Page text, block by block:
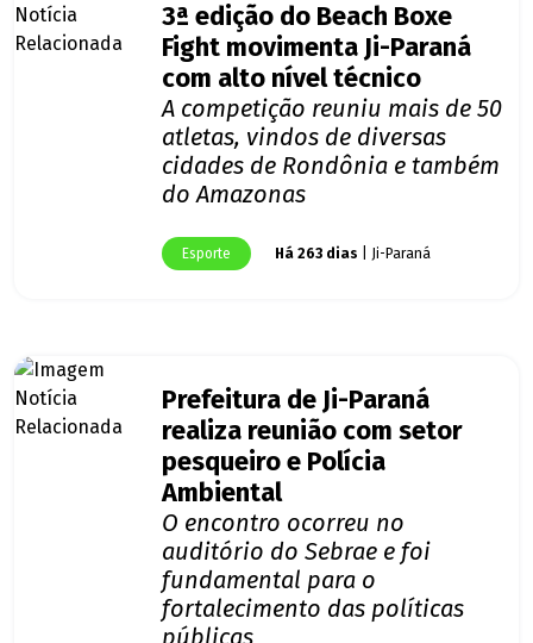
3ª edição do Beach Boxe
Fight movimenta Ji-Paraná
com alto nível técnico
A competição reuniu mais de 50
atletas, vindos de diversas
cidades de Rondônia e também
do Amazonas
Esporte Há 263 dias | Ji-Paraná
Prefeitura de Ji-Paraná
realiza reunião com setor
pesqueiro e Polícia
Ambiental
O encontro ocorreu no
auditório do Sebrae e foi
fundamental para o
fortalecimento das políticas
públicas